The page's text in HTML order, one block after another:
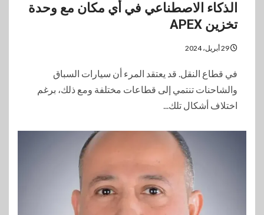
الذكاء الاصطناعي في أي مكان مع وحدة
تخزين APEX
في قطاع النقل. قد يعتقد المرء أن سيارات السباق
والشاحنات تنتمي إلى قطاعات مختلفة ومع ذلك، برغم
اختلاف أشكال تلك...